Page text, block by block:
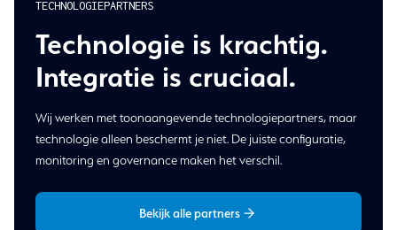
TECHNOLOGIEPARTNERS
Technologie is krachtig.
Integratie is cruciaal.
Wij werken met toonaangevende technologiepartners, maar
technologie alleen beschermt je niet. De juiste configuratie,
monitoring en governance maken het verschil.
Bekijk alle partners